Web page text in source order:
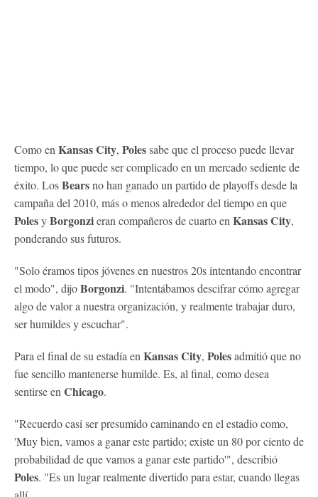
Como enKansas City, Polessabe que el proceso puede llevar
tiempo, lo que puede ser complicado en un mercado sediente de
éxito. LosBearsno han ganado un partido de playoffs desde la
campaña del 2010, más o menos alrededor del tiempo en que
PolesyBorgonzieran compañeros de cuarto enKansas City,
ponderando sus futuros.
"Solo éramos tipos jóvenes en nuestros 20s intentando encontrar
el modo", dijoBorgonzi. "Intentábamos descifrar cómo agregar
algo de valor a nuestra organización, y realmente trabajar duro,
ser humildes y escuchar".
Para el final de su estadía enKansas City, Polesadmitió que no
fue sencillo mantenerse humilde. Es, al final, como desea
sentirse enChicago.
"Recuerdo casi ser presumido caminando en el estadio como,
'Muy bien, vamos a ganar este partido; existe un 80 por ciento de
probabilidad de que vamos a ganar este partido'", describió
Poles. "Es un lugar realmente divertido para estar, cuando llegas